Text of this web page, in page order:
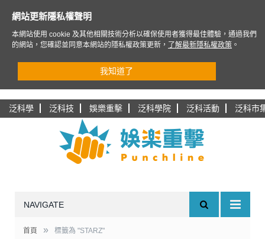
泛科學 泛科技 娛樂重擊 泛科學院 泛科活動 泛科市
NAVIGATE
首頁 » 標籤為 "STARZ"
網站更新隱私權聲明
本網站使用 cookie 及其他相關技術分析以確保使用者獲得最佳體驗，通過我們
的網站，您確認並同意本網站的隱私權政策更新，
了解最新隱私權政策 。
我知道了